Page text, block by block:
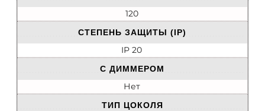
120
СТЕПЕНЬ ЗАЩИТЫ (IP)
IP 20
С ДИММЕРОМ
Нет
ТИП ЦОКОЛЯ